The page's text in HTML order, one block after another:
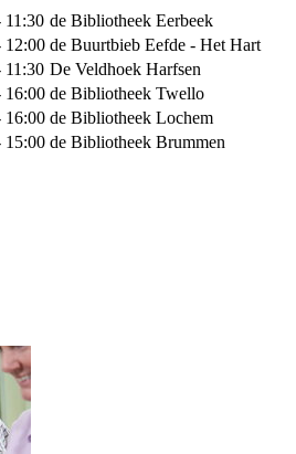
11:30 de Bibliotheek Eerbeek
12:00 de Buurtbieb Eefde - Het Hart
11:30 De Veldhoek Harfsen
16:00 de Bibliotheek Twello
16:00 de Bibliotheek Lochem
15:00 de Bibliotheek Brummen